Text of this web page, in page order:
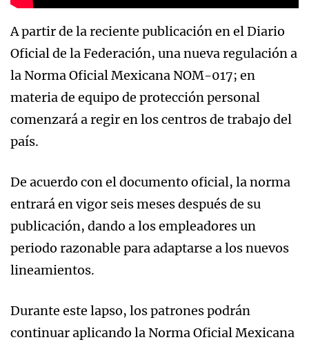
A partir de la reciente publicación en el Diario
Oficial de la Federación, una nueva regulación a
la Norma Oficial Mexicana NOM-017; en
materia de equipo de protección personal
comenzará a regir en los centros de trabajo del
país.
De acuerdo con el documento oficial, la norma
entrará en vigor seis meses después de su
publicación, dando a los empleadores un
periodo razonable para adaptarse a los nuevos
lineamientos.
Durante este lapso, los patrones podrán
continuar aplicando la Norma Oficial Mexicana